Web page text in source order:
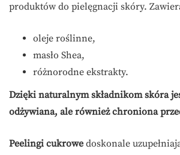
produktów do pielęgnacji skóry.
oleje roślinne,
masło Shea,
różnorodne ekstrakty.
Dzięki naturalnym składnikom skóra
odżywiana, ale również chroniona
Peelingi cukrowe doskonale